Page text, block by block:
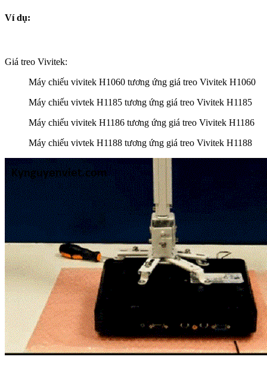
Ví dụ:
Giá treo Vivitek:
Máy chiếu vivitek H1060 tương ứng giá treo Vivitek H1060
Máy chiếu vivtek H1185 tương ứng giá treo Vivitek H1185
Máy chiếu vivitek H1186 tương ứng giá treo Vivitek H1186
Máy chiếu vivtek H1188 tương ứng giá treo Vivitek H1188